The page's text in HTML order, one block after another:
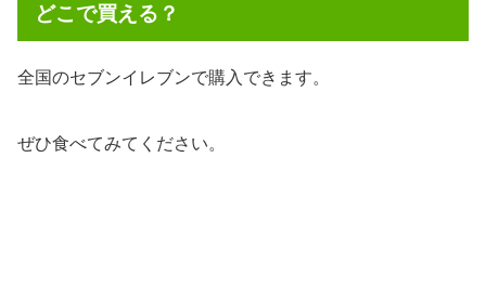
どこで買える？
全国のセブンイレブンで購入できます。
ぜひ食べてみてください。